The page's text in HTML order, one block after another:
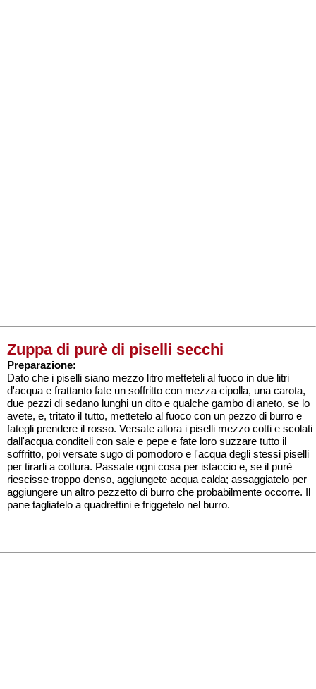
Zuppa di purè di piselli secchi
Preparazione:
Dato che i piselli siano mezzo litro metteteli al fuoco in due litri
d'acqua e frattanto fate un soffritto con mezza cipolla, una carota,
due pezzi di sedano lunghi un dito e qualche gambo di aneto, se lo
avete, e, tritato il tutto, mettetelo al fuoco con un pezzo di burro e
fategli prendere il rosso. Versate allora i piselli mezzo cotti e scolati
dall'acqua conditeli con sale e pepe e fate loro suzzare tutto il
soffritto, poi versate sugo di pomodoro e l'acqua degli stessi piselli
per tirarli a cottura. Passate ogni cosa per istaccio e, se il purè
riescisse troppo denso, aggiungete acqua calda; assaggiatelo per
aggiungere un altro pezzetto di burro che probabilmente occorre. Il
pane tagliatelo a quadrettini e friggetelo nel burro.